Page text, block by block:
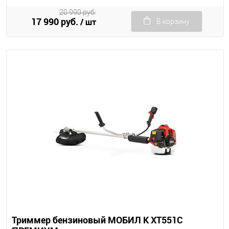
17 990 руб. / шт
20 990 руб.
В корзину
Триммер бензиновый МОБИЛ К XT551C